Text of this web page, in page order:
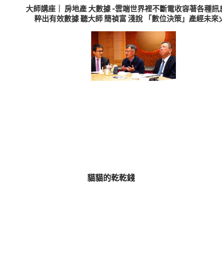
大師講座｜ 房地產 大數據 -雲端世界裡不斷電收容著各種訊
粹出有效數據 聽大師 簡禎富 淺說 「數位決策」產經未來
貓貓的乾乾錢